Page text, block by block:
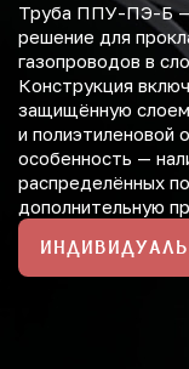
Труба ППУ-ПЭ-Б —
решение для
газопроводов в
Конструкция
защищённую слоем
и полиэтиленовой
особенность —
распределённых
дополнительную